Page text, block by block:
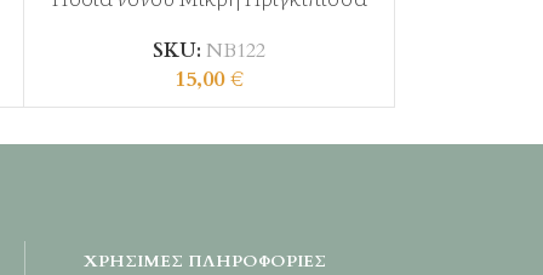
SKU: ΝΒ122
15,00€
ΧΡΉΣΙΜΕΣ ΠΛΗΡΟΦΟΡΊΕΣ